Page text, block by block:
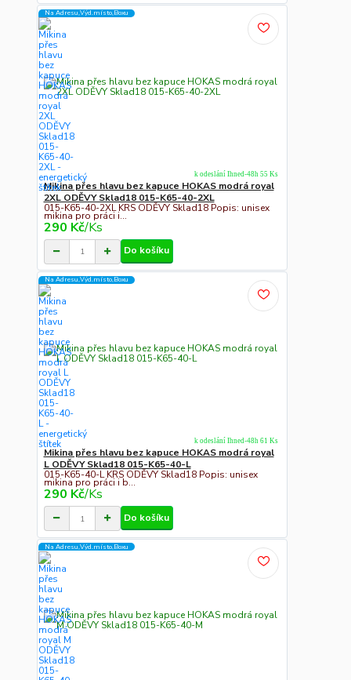
Na Adresu,Výd.místo,Boxu
Mikina přes hlavu bez kapuce HOKAS modrá royal
2XL ODĚVY Sklad18 015-K65-40-2XL
015-K65-40-2XL KRS ODĚVY Sklad18 Popis: unisex
mikina pro práci i...
290 Kč/Ks
k odeslání Ihned-48h 55 Ks
Do košíku
Na Adresu,Výd.místo,Boxu
Mikina přes hlavu bez kapuce HOKAS modrá royal
L ODĚVY Sklad18 015-K65-40-L
015-K65-40-L KRS ODĚVY Sklad18 Popis: unisex
mikina pro práci i b...
290 Kč/Ks
k odeslání Ihned-48h 61 Ks
Do košíku
Na Adresu,Výd.místo,Boxu